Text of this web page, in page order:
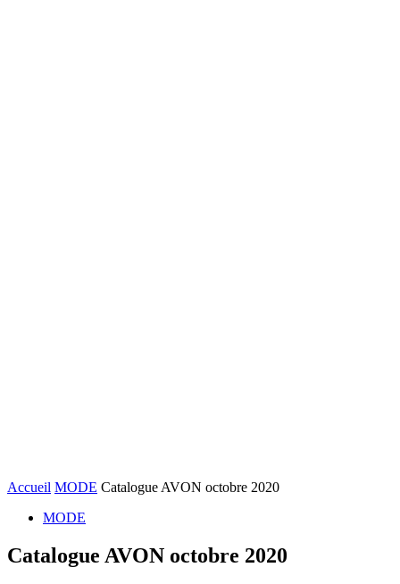
Accueil MODE Catalogue AVON octobre 2020
MODE
Catalogue AVON octobre 2020